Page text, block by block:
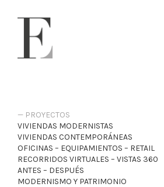
PROYECTOS
VIVIENDAS MODERNISTAS
VIVIENDAS CONTEMPORÁNEAS
OFICINAS – EQUIPAMIENTOS – RETAIL
RECORRIDOS VIRTUALES – VISTAS 360
ANTES – DESPUÉS
MODERNISMO Y PATRIMONIO